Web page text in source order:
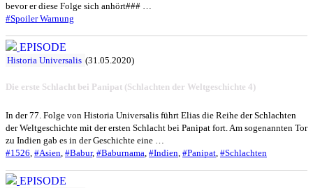
bevor er diese Folge sich anhört### …
#Spoiler Warnung
EPISODE
Historia Universalis (31.05.2020)
Die erste Schlacht bei Panipat (Schlachten der Weltgeschichte 4)
In der 77. Folge von Historia Universalis führt Elias die Reihe der Schlachten
der Weltgeschichte mit der ersten Schlacht bei Panipat fort. Am sogenannten Tor
zu Indien gab es in der Geschichte eine …
#1526 #Asien #Babur, #Baburnama #Indien #Panipat #Schlachten
EPISODE